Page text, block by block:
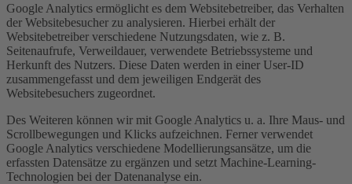
Google Analytics ermöglicht es dem Websitebetreiber, das Verhalten
der Websitebesucher zu analysieren. Hierbei erhält der
Websitebetreiber verschiedene Nutzungsdaten, wie z. B.
Seitenaufrufe, Verweildauer, verwendete Betriebssysteme und
Herkunft des Nutzers. Diese Daten werden in einer User-ID
zusammengefasst und dem jeweiligen Endgerät des
Websitebesuchers zugeordnet.
Des Weiteren können wir mit Google Analytics u. a. Ihre Maus- und
Scrollbewegungen und Klicks aufzeichnen. Ferner verwendet
Google Analytics verschiedene Modellierungsansätze, um die
erfassten Datensätze zu ergänzen und setzt Machine-Learning-
Technologien bei der Datenanalyse ein.